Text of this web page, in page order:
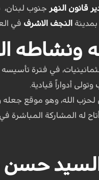
قانون النهر جنوب لبنان،
النجف الاشرف في
ونشاطه
في فترة
أدواراً قيادية.
لحزب الله، وهو
له المشاركة المباشرة
السيد حسن